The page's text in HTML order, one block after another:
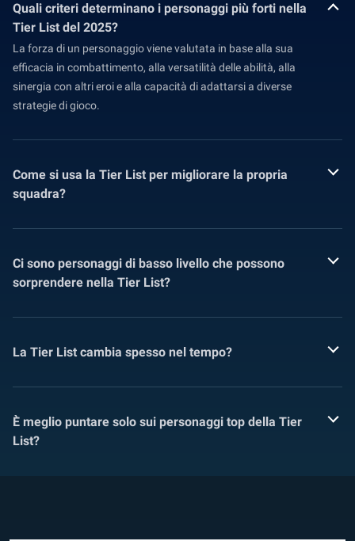
Quali criteri determinano i personaggi più forti nella
Tier List del 2025?
La forza di un personaggio viene valutata in base alla sua
efficacia in combattimento, alla versatilità delle abilità, alla
sinergia con altri eroi e alla capacità di adattarsi a diverse
strategie di gioco.
Come si usa la Tier List per migliorare la propria
squadra?
Ci sono personaggi di basso livello che possono
sorprendere nella Tier List?
La Tier List cambia spesso nel tempo?
È meglio puntare solo sui personaggi top della Tier
List?